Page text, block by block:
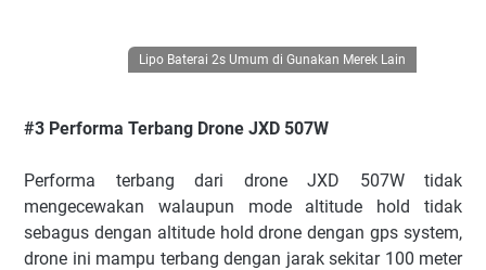
Lipo Baterai 2s Umum di Gunakan Merek Lain
#3 Performa Terbang Drone JXD 507W
Performa terbang dari drone JXD 507W tidak
mengecewakan walaupun mode altitude hold tidak
sebagus dengan altitude hold drone dengan gps system,
drone ini mampu terbang dengan jarak sekitar 100 meter